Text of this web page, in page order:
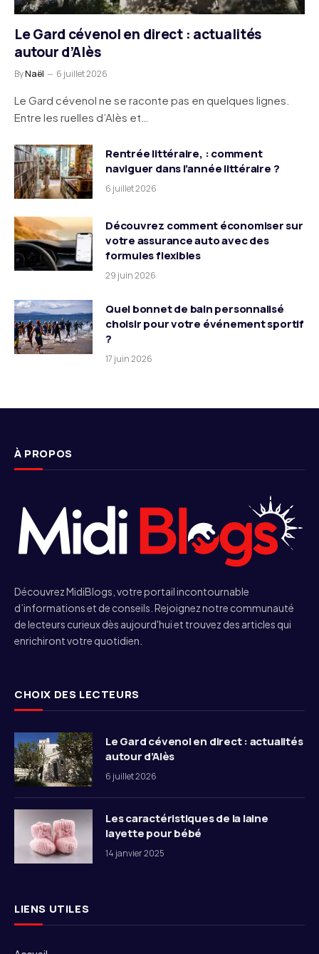
Le Gard cévenol en direct : actualités
autour d’Alès
ByNaël 6 juillet 2026
Le Gard cévenol ne se raconte pas en quelques lignes.
Entre les ruelles d’Alès et…
Rentrée littéraire, : comment
naviguer dans l’année littéraire ?
6 juillet 2026
Découvrez comment économiser sur
votre assurance auto avec des
formules flexibles
29 juin 2026
Quel bonnet de bain personnalisé
choisir pour votre événement sportif
?
17 juin 2026
À PROPOS
Découvrez MidiBlogs, votre portail incontournable
d’informations et de conseils. Rejoignez notre communauté
de lecteurs curieux dès aujourd'hui et trouvez des articles qui
enrichiront votre quotidien.
CHOIX DES LECTEURS
Le Gard cévenol en direct : actualités
autour d’Alès
6 juillet 2026
Les caractéristiques de la laine
layette pour bébé
14 janvier 2025
LIENS UTILES